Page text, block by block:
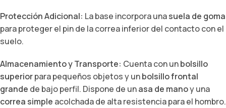
Protección Adicional: La base incorpora unasuela de goma
para proteger el pin de la correa inferior del contacto con el
suelo.
Almacenamiento y Transporte: Cuenta con unbolsillo
superiorpara pequeños objetos y unbolsillo frontal
grande de bajo perfil. Dispone de unasa de manoy una
correa simple acolchada de alta resistencia para el hombro.